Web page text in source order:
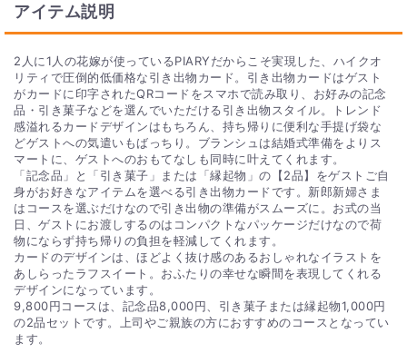
付けしております。
Q. ゲストが引き出物カードを受け取った後、引き出物
の受け取り期限はありますか？
受け取り期限はお届け日より6ヶ月間となっております。
アイテム説明
2人に1人の花嫁が使っているPIARYだからこそ実現した、ハイクオ
リティで圧倒的低価格な引き出物カード。引き出物カードはゲスト
がカードに印字されたQRコードをスマホで読み取り、お好みの記念
品・引き菓子などを選んでいただける引き出物スタイル。トレンド
感溢れるカードデザインはもちろん、持ち帰りに便利な手提げ袋な
どゲストへの気遣いもばっちり。ブランシュは結婚式準備をよりス
マートに、ゲストへのおもてなしも同時に叶えてくれます。
「記念品」と「引き菓子」または「縁起物」の【2品】をゲストご自
身がお好きなアイテムを選べる引き出物カードです。新郎新婦さま
はコースを選ぶだけなので引き出物の準備がスムーズに。お式の当
日、ゲストにお渡しするのはコンパクトなパッケージだけなので荷
物にならず持ち帰りの負担を軽減してくれます。
カードのデザインは、ほどよく抜け感のあるおしゃれなイラストを
あしらったラフスイート。おふたりの幸せな瞬間を表現してくれる
デザインになっています。
9,800円コースは、記念品8,000円、引き菓子または縁起物1,000円
の2品セットです。上司やご親族の方におすすめのコースとなってい
ます。